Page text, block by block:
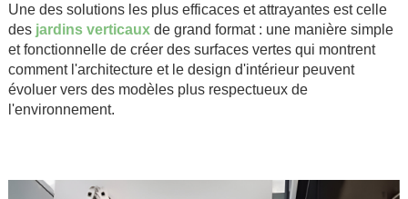
Une des solutions les plus efficaces et attrayantes est celle
des jardins verticaux de grand format : une manière simple
et fonctionnelle de créer des surfaces vertes qui montrent
comment l'architecture et le design d'intérieur peuvent
évoluer vers des modèles plus respectueux de
l'environnement.